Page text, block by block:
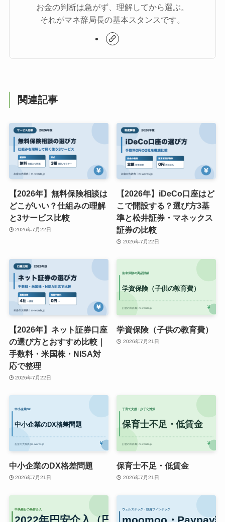
お金の判断は急がず、理解してから選ぶ。
それがマネ辞局長の基本スタンスです。
関連記事
【2026年】無料保険相談は
どこがいい？仕組みの理解
と3サービス比較
2026年7月22日
【2026年】iDeCo口座はど
こで開設する？選び方3基
準と松井証券・マネックス
証券の比較
2026年7月22日
【2026年】ネット証券口座
の選び方とおすすめ比較｜
手数料・米国株・NISA対
応で整理
2026年7月22日
学資保険（子供の教育費）
2026年7月21日
中小企業のDX格差問題
2026年7月21日
保育士不足・低賃金
2026年7月21日